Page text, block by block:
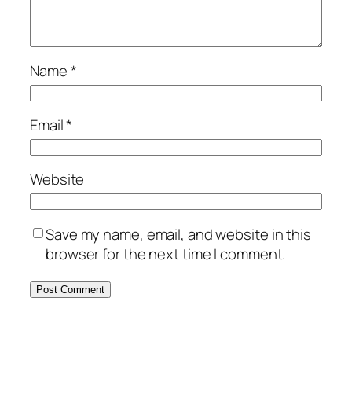
Name*
Email*
Website
Save my name, email, and website in this
browser for the next time I comment.